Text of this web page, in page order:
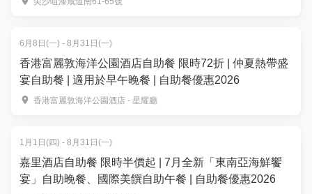
6月8日(一) - 8月31日(一)
香港富麗敦海洋公園酒店自助餐 限時72折 | 仲夏熱帶盛
宴自助餐 | 適用於早午晚餐 | 自助餐優惠2026
香港富麗敦海洋公園酒店 - 星耀廳
1月1日(四) - 8月31日(一)
嘉里酒店自助餐 限時半價起 | 7月全新「東南亞海鮮饗
宴」自助晚餐、國際美饌自助午餐 | 自助餐優惠2026